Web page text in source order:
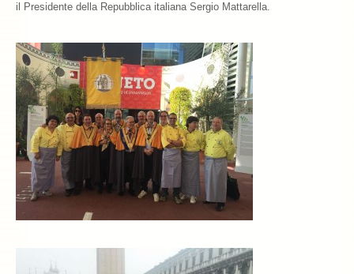
il Presidente della Repubblica italiana Sergio Mattarella.